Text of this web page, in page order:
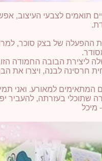
תואמים לצבעי העיצוב,
ההפעלה של בצק סוכר,
ליצירת הבובה החמודה
חרסינה לבנה, ויצרו את
המתאימים למאורע. ואני
שתוכלי בעזרתה, להעביר